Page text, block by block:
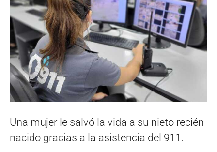
Una mujer le salvó la vida a su nieto recién
nacido gracias a la asistencia del 911.